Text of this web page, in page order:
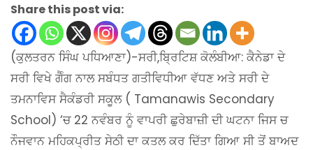
Share this post via:
(ਕੁਲਤਰਨ ਸਿੰਘ ਪਧਿਆਣਾ)-ਸਰੀ,ਬ੍ਰਿਟਿਸ਼ ਕੋਲੰਬੀਆ: ਕੈਨੇਡਾ ਦੇ
ਸਰੀ ਵਿਖੇ ਗੈੰਗ ਨਾਲ ਸਬੰਧਤ ਗਤੀਵਿਧੀਆ ਵੱਧਣ ਅਤੇ ਸਰੀ ਦੇ
ਤਮਨਾਵਿਸ ਸੈਕੰਡਰੀ ਸਕੂਲ ( Tamanawis Secondary
School) ‘ਚ 22 ਨਵੰਬਰ ਨੂੰ ਵਾਪਰੀ ਛੁਰੇਬਾਜ਼ੀ ਦੀ ਘਟਨਾ ਜਿਸ ਚ
ਨੌਜਵਾਨ ਮਹਿਕਪ੍ਰੀਤ ਸੇਠੀ ਦਾ ਕਤਲ ਕਰ ਦਿੱਤਾ ਗਿਆ ਸੀ ਤੋਂ ਬਾਅਦ